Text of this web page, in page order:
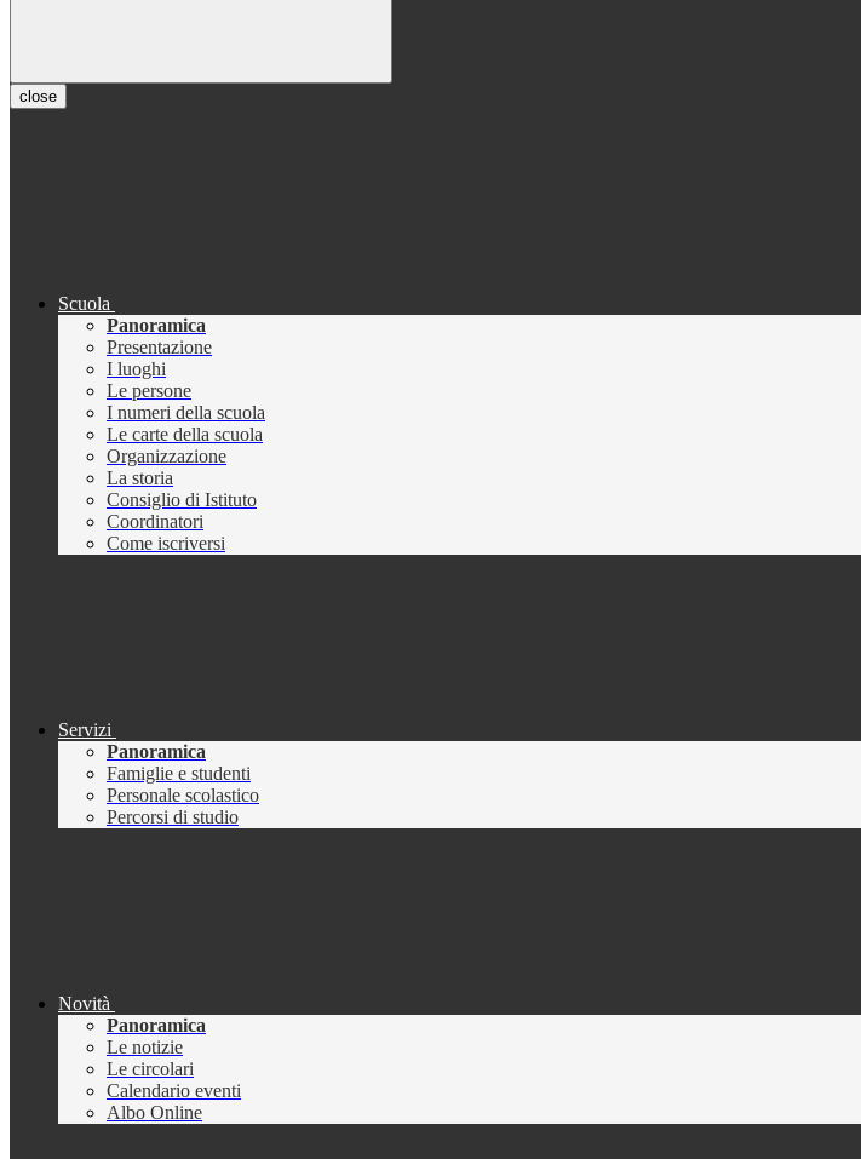
close
Scuola
Panoramica
Presentazione
I luoghi
Le persone
I numeri della scuola
Le carte della scuola
Organizzazione
La storia
Consiglio di Istituto
Coordinatori
Come iscriversi
Servizi
Panoramica
Famiglie e studenti
Personale scolastico
Percorsi di studio
Novità
Panoramica
Le notizie
Le circolari
Calendario eventi
Albo Online